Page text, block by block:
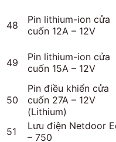
48
Pin lithium-ion cửa
cuốn 12A – 12V
49
Pin lithium-ion cửa
cuốn 15A – 12V
50
Pin điều khiển cửa
cuốn 27A – 12V
(Lithium)
51
Lưu điện Netdoor
– 750